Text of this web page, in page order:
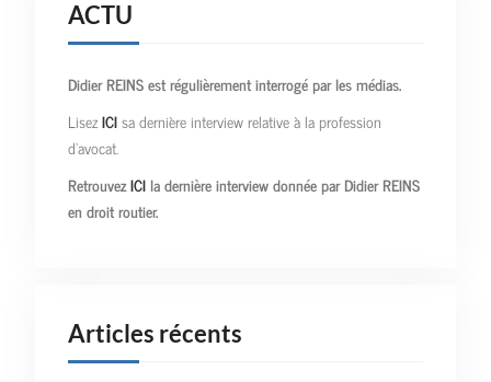
ACTU
Didier REINS est régulièrement interrogé par les médias.
LisezICIsa dernière interview relative à la profession
d’avocat.
RetrouvezICIla dernière interview donnée par Didier REINS
en droit routier.
Articles récents